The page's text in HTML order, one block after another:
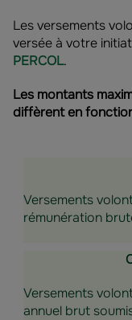
Les versements
versée à votre
PERCOL.
Les montants
diffèrent en
Versements
rémunération
Versements
annuel brut